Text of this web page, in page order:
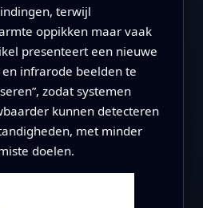
terwijl
oppikken maar vaak
presenteert een nieuwe
infrarode beelden te
zodat systemen
kunnen detecteren
met minder
doelen.